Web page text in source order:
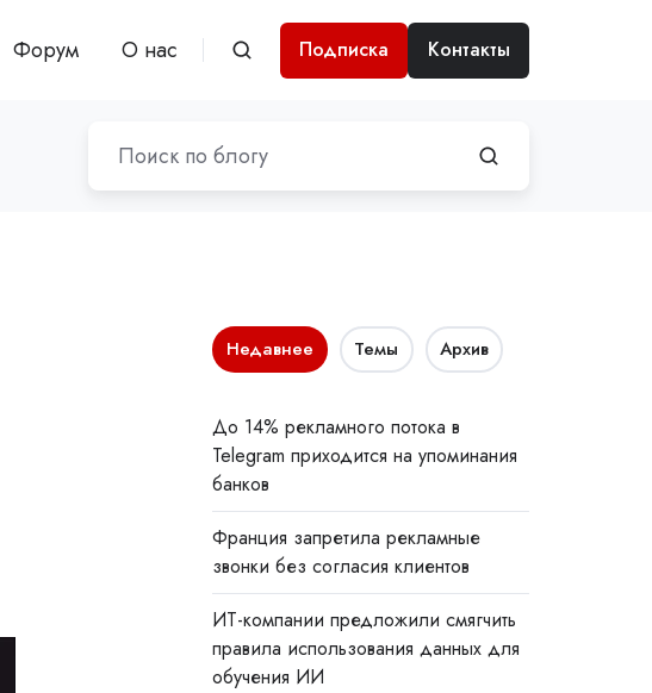
Форум О нас Подписка Контакты
Недавнее Темы Архив
До 14% рекламного потока в
Telegram приходится на упоминания
банков
Франция запретила рекламные
звонки без согласия клиентов
ИТ-компании предложили смягчить
правила использования данных для
обучения ИИ